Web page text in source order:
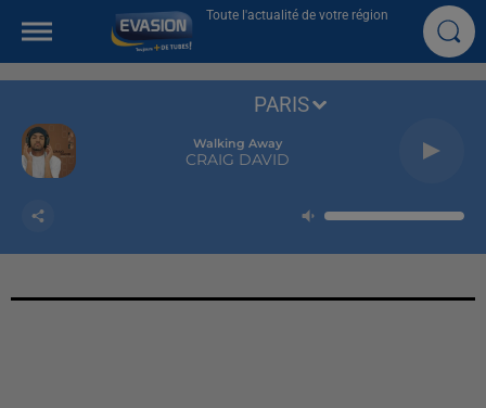
Toute l'actualité de votre région
Walking Away
CRAIG DAVID
PARIS